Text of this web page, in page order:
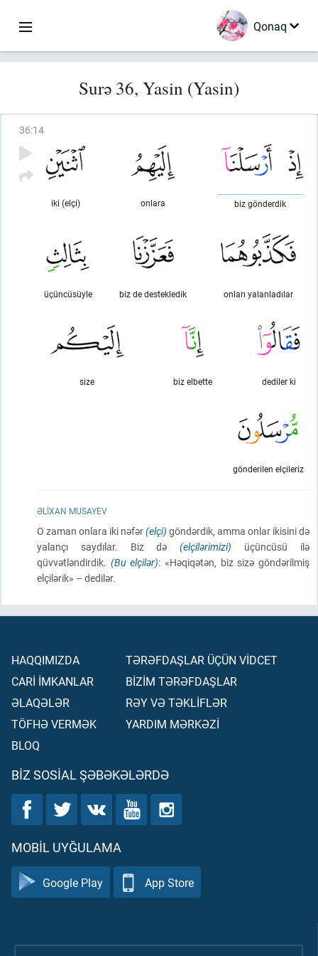
Qonaq
Surə 36, Yasin (Yasin)
36:14
biz gönderdik
onlara
iki (elçi)
onları yalanladılar
biz de destekledik
üçüncüsüyle
dediler ki
biz elbette
size
gönderilen elçileriz
ƏLIXAN MUSAYEV
O zaman onlara iki nəfər(elçi) göndərdik, amma onlar ikisini də
yalançı saydılar. Biz də(elçilərimizi) üçüncüsü ilə
qüvvətləndirdik. (Bu elçilər): «Həqiqətən, biz sizə göndərilmiş
elçilərik» – dedilər.
HAQQIMIZDA
CARİ İMKANLAR
ƏLAQƏLƏR
TÖFHƏ VERMƏK
BLOQ
TƏRƏFDAŞLAR ÜÇÜN VİDCET
BİZİM TƏRƏFDAŞLAR
RƏY VƏ TƏKLİFLƏR
YARDIM MƏRKƏZİ
BIZ SOSIAL ŞƏBƏKƏLƏRDƏ
MOBIL UYĞULAMA
Google Play App Store